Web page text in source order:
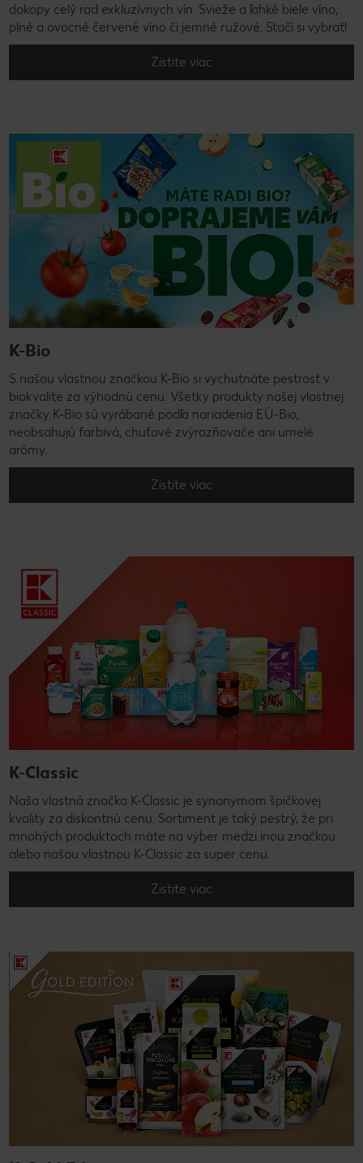
dokopy celý rad exkluzívnych vín. Svieže a ľahké biele víno,
plné a ovocné červené víno či jemné ružové. Stačí si vybrať!
Zistite viac
K-Bio
S našou vlastnou značkou K-Bio si vychutnáte pestrosť v
biokvalite za výhodnú cenu. Všetky produkty našej vlastnej
značky K-Bio sú vyrábané podľa nariadenia EÚ-Bio,
neobsahujú farbivá, chuťové zvýrazňovače ani umelé
arómy.
Zistite viac
K-Classic
Naša vlastná značka K-Classic je synonymom špičkovej
kvality za diskontnú cenu. Sortiment je taký pestrý, že pri
mnohých produktoch máte na výber medzi inou značkou
alebo našou vlastnou K-Classic za super cenu.
Zistite viac